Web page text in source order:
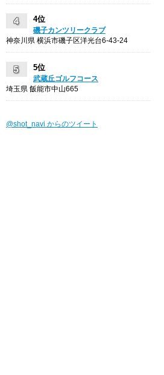
4位
磯子カンツリークラブ
神奈川県 横浜市磯子区洋光台6-43-24
5位
武蔵丘ゴルフコース
埼玉県 飯能市中山665
@shot_navi からのツイート